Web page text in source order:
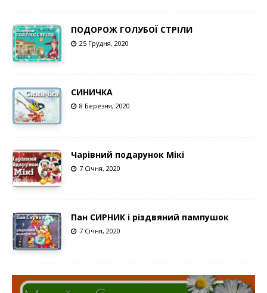
ПОДОРОЖ ГОЛУБОЇ СТРІЛИ
25 Грудня, 2020
СИНИЧКА
8 Березня, 2020
Чарівний подарунок Мікі
7 Січня, 2020
Пан СИРНИК і різдвяний пампушок
7 Січня, 2020